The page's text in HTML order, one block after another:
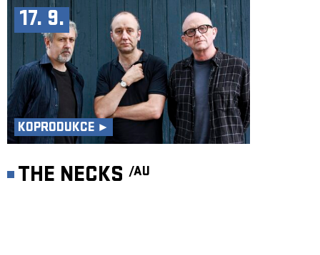
17. 9.
KOPRODUKCE ►
THE NECKS /AU